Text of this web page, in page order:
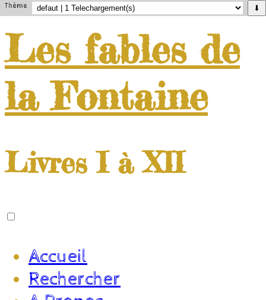
Thème ⬇
Les fables de
la Fontaine
Livres I à XII
Accueil
Rechercher